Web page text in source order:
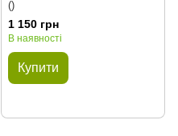
()
1 150 грн
В наявності
Купити